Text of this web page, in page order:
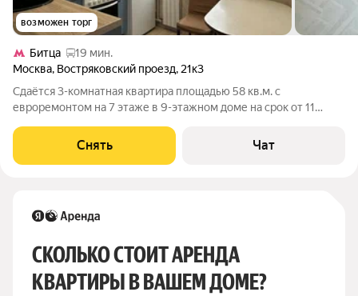
возможен торг
Битца
19 мин.
Москва, Востряковский проезд, 21к3
Сдаётся 3-комнатная квартира площадью 58 кв.м. с
евроремонтом на 7 этаже в 9-этажном доме на срок от 11
Стиральная машина Холодильник Кондиционер
Микроволновка Пылесос Дом - панельный, окна
Снять Чат
СКОЛЬКО СТОИТ АРЕНДА
КВАРТИРЫ В ВАШЕМ ДОМЕ?